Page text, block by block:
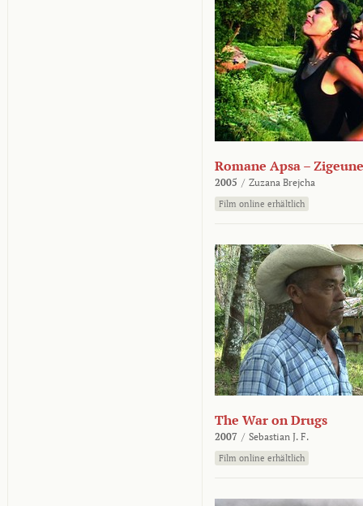
Romane Apsa –
2005 / Zuzana Brejcha
Film online erhältlich
The War on Drugs
2007 / Sebastian J. F.
Film online erhältlich